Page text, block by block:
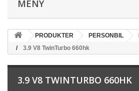
MENY
PRODUKTER PERSONBIL
3.9 V8 TwinTurbo 660hk
3.9 V8 TWINTURBO 660HK